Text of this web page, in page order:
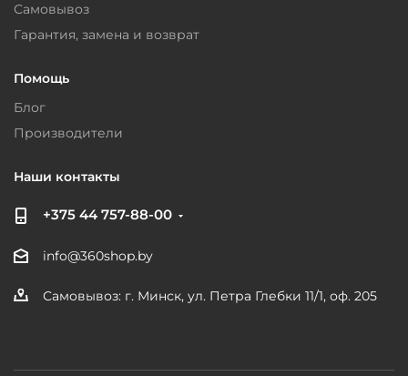
Самовывоз
Гарантия, замена и возврат
Помощь
Блог
Производители
Наши контакты
+375 44 757-88-00
info@360shop.by
Самовывоз: г. Минск, ул. Петра Глебки 11/1, оф. 205